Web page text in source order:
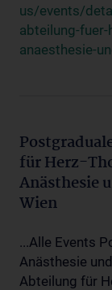
us/events/
abteilung-
anaesthesie-
für Herz-
Anästhesie
Wien
...Alle Events
Anästhesie
Abteilung für